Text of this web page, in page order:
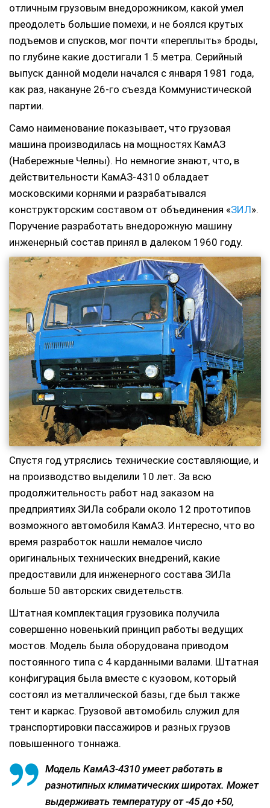
отличным грузовым внедорожником, какой умел
преодолеть большие помехи, и не боялся крутых
подъемов и спусков, мог почти «переплыть» броды,
по глубине какие достигали 1.5 метра. Серийный
выпуск данной модели начался с января 1981 года,
как раз, накануне 26-го съезда Коммунистической
партии.
Само наименование показывает, что грузовая
машина производилась на мощностях КамАЗ
(Набережные Челны). Но немногие знают, что, в
действительности КамАЗ-4310 обладает
московскими корнями и разрабатывался
конструкторским составом от объединения «ЗИЛ».
Поручение разработать внедорожную машину
инженерный состав принял в далеком 1960 году.
Спустя год утряслись технические составляющие, и
на производство выделили 10 лет. За всю
продолжительность работ над заказом на
предприятиях ЗИЛа собрали около 12 прототипов
возможного автомобиля КамАЗ. Интересно, что во
время разработок нашли немалое число
оригинальных технических внедрений, какие
предоставили для инженерного состава ЗИЛа
больше 50 авторских свидетельств.
Штатная комплектация грузовика получила
совершенно новенький принцип работы ведущих
мостов. Модель была оборудована приводом
постоянного типа с 4 карданными валами. Штатная
конфигурация была вместе с кузовом, который
состоял из металлической базы, где был также
тент и каркас. Грузовой автомобиль служил для
транспортировки пассажиров и разных грузов
повышенного тоннажа.
Модель КамАЗ-4310 умеет работать в
разнотипных климатических широтах. Может
выдерживать температуру от -45 до +50,